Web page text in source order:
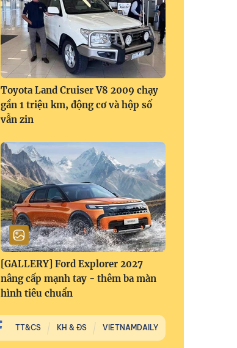
Toyota Land Cruiser V8 2009 chạy
gần 1 triệu km, động cơ và hộp số
vẫn zin
[GALLERY] Ford Explorer 2027
nâng cấp mạnh tay - thêm ba màn
hình tiêu chuẩn
TT&CS KH & ĐS VIETNAMDAILY